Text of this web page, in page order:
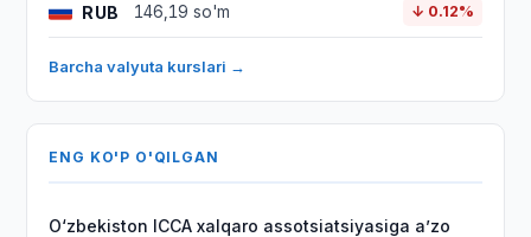
RUB 146,19 so'm ↓ 0.12%
Barcha valyuta kurslari →
ENG KO'P O'QILGAN
O‘zbekiston ICCA xalqaro assotsiatsiyasiga aʼzo